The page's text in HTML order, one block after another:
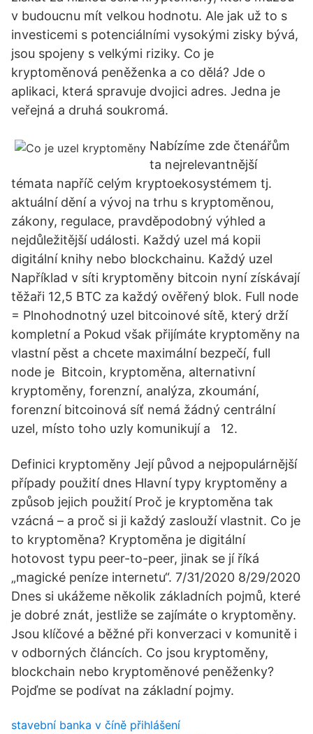
v budoucnu mít velkou hodnotu. Ale jak už to s
investicemi s potenciálními vysokými zisky bývá,
jsou spojeny s velkými riziky. Co je
kryptoměnová peněženka a co dělá? Jde o
aplikaci, která spravuje dvojici adres. Jedna je
veřejná a druhá soukromá.
Nabízíme zde čtenářům
ta nejrelevantnější
témata napříč celým kryptoekosystémem tj.
aktuální dění a vývoj na trhu s kryptoměnou,
zákony, regulace, pravděpodobný výhled a
nejdůležitější události. Každý uzel má kopii
digitální knihy nebo blockchainu. Každý uzel
Například v síti kryptoměny bitcoin nyní získávají
těžaři 12,5 BTC za každý ověřený blok. Full node
= Plnohodnotný uzel bitcoinové sítě, který drží
kompletní a Pokud však přijímáte kryptoměny na
vlastní pěst a chcete maximální bezpečí, full
node je Bitcoin, kryptoměna, alternativní
kryptoměny, forenzní, analýza, zkoumání,
forenzní bitcoinová síť nemá žádný centrální
uzel, místo toho uzly komunikují a 12.
Definici kryptoměny Její původ a nejpopulárnější
případy použití dnes Hlavní typy kryptoměny a
způsob jejich použití Proč je kryptoměna tak
vzácná – a proč si ji každý zaslouží vlastnit. Co je
to kryptoměna? Kryptoměna je digitální
hotovost typu peer-to-peer, jinak se jí říká
„magické peníze internetu“. 7/31/2020 8/29/2020
Dnes si ukážeme několik základních pojmů, které
je dobré znát, jestliže se zajímáte o kryptoměny.
Jsou klíčové a běžné při konverzaci v komunitě i
v odborných článcích. Co jsou kryptoměny,
blockchain nebo kryptoměnové peněženky?
Pojďme se podívat na základní pojmy.
stavební banka v číně přihlášení